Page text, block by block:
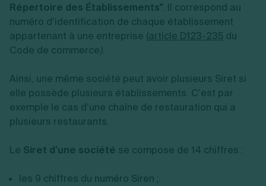
Répertoire des Établissements". Il correspond au
numéro d’identification de chaque établissement
appartenant à une entreprise (article D123-235 du
Code de commerce).
Ainsi, une même société peut avoir plusieurs Siret si
elle possède plusieurs établissements. C’est par
exemple le cas d’une chaîne de restauration qui a
plusieurs restaurants.
Le Siret d’une société se compose de 14 chiffres :
les 9 chiffres du numéro Siren ;